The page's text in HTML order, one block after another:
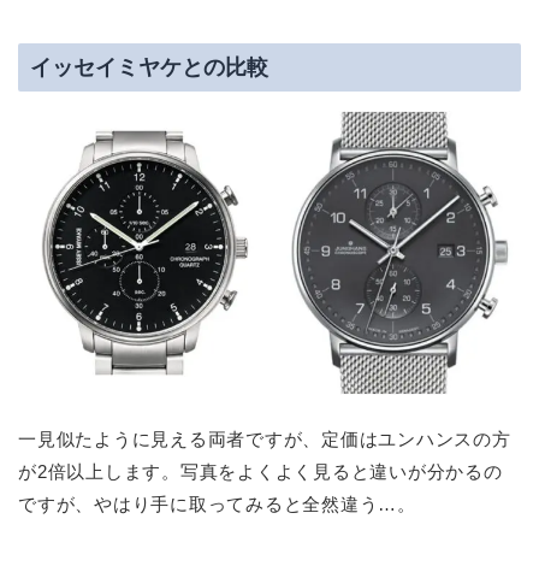
イッセイミヤケとの比較
一見似たように見える両者ですが、定価はユンハンスの方
が2倍以上します。写真をよくよく見ると違いが分かるの
ですが、やはり手に取ってみると全然違う…。